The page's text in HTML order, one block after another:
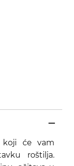
koji će vam
roštilja.